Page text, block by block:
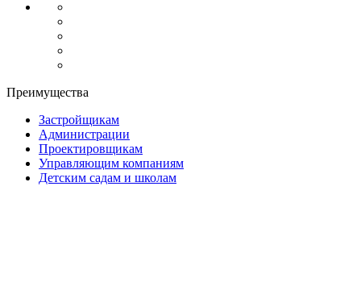
Преимущества
Застройщикам
Администрации
Проектировщикам
Управляющим компаниям
Детским садам и школам